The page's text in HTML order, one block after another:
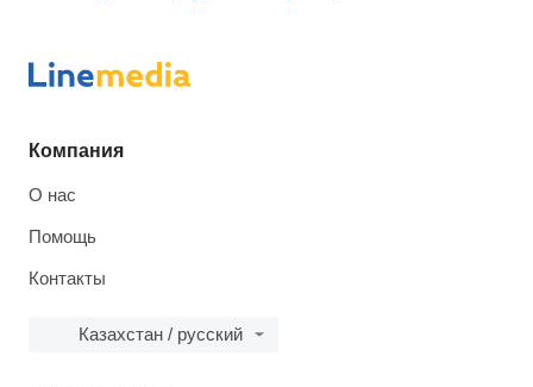
Компания
О нас
Помощь
Контакты
Казахстан / русский